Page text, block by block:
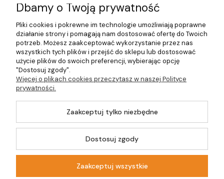
prywatności
Lista
dostawców
usług
Formularze
Faktury i
paragony
Czas
dostawy
Przechowalnia
Prawa Zastrzeżone |
DOM-OGRÓD-
Szablon Master byEcommercy
Dbamy o Twoją prywatność
Pliki cookies i pokrewne im technologie umożliwiają poprawne
działanie strony i pomagają nam dostosować ofertę do Twoich
potrzeb. Możesz zaakceptować wykorzystanie przez nas
wszystkich tych plików i przejść do sklepu lub dostosować
użycie plików do swoich preferencji, wybierając opcję
"Dostosuj zgody".
Więcej o plikach cookies przeczytasz w naszej Polityce
prywatności.
Zaakceptuj tylko niezbędne
Dostosuj zgody
Zaakceptuj wszystkie